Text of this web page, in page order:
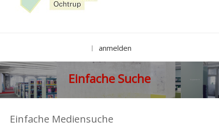
anmelden
Einfache Suche
Einfache Mediensuche